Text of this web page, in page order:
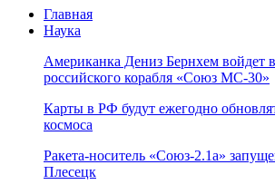
Главная
Наука
Американка Дениз Бернхем войдет
российского корабля «Союз МС-30»
Карты в РФ будут ежегодно
космоса
Ракета-носитель «Союз-2.1а»
Плесецк